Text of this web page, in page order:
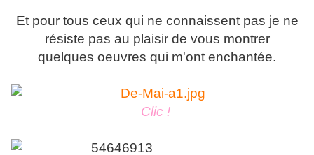
Et pour tous ceux qui ne connaissent pas je ne
résiste pas au plaisir de vous montrer
quelques oeuvres qui m'ont enchantée.
Clic !